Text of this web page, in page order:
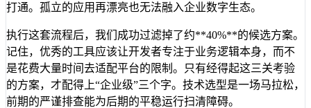
打通。孤立的应用再漂亮也无法融入企业数字生态。
执行这套流程后，我们成功过滤掉了约**40%**的候选方案。
记住，优秀的工具应该让开发者专注于业务逻辑本身，而不
是花费大量时间去适配平台的限制。只有经得起这三关考验
的方案，才配得上“企业级”三个字。技术选型是一场马拉松，
前期的严谨排查能为后期的平稳运行扫清障碍。